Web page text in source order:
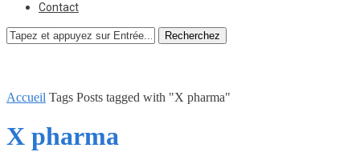
Contact
Recherchez
Accueil Tags Posts tagged with "X pharma"
X pharma